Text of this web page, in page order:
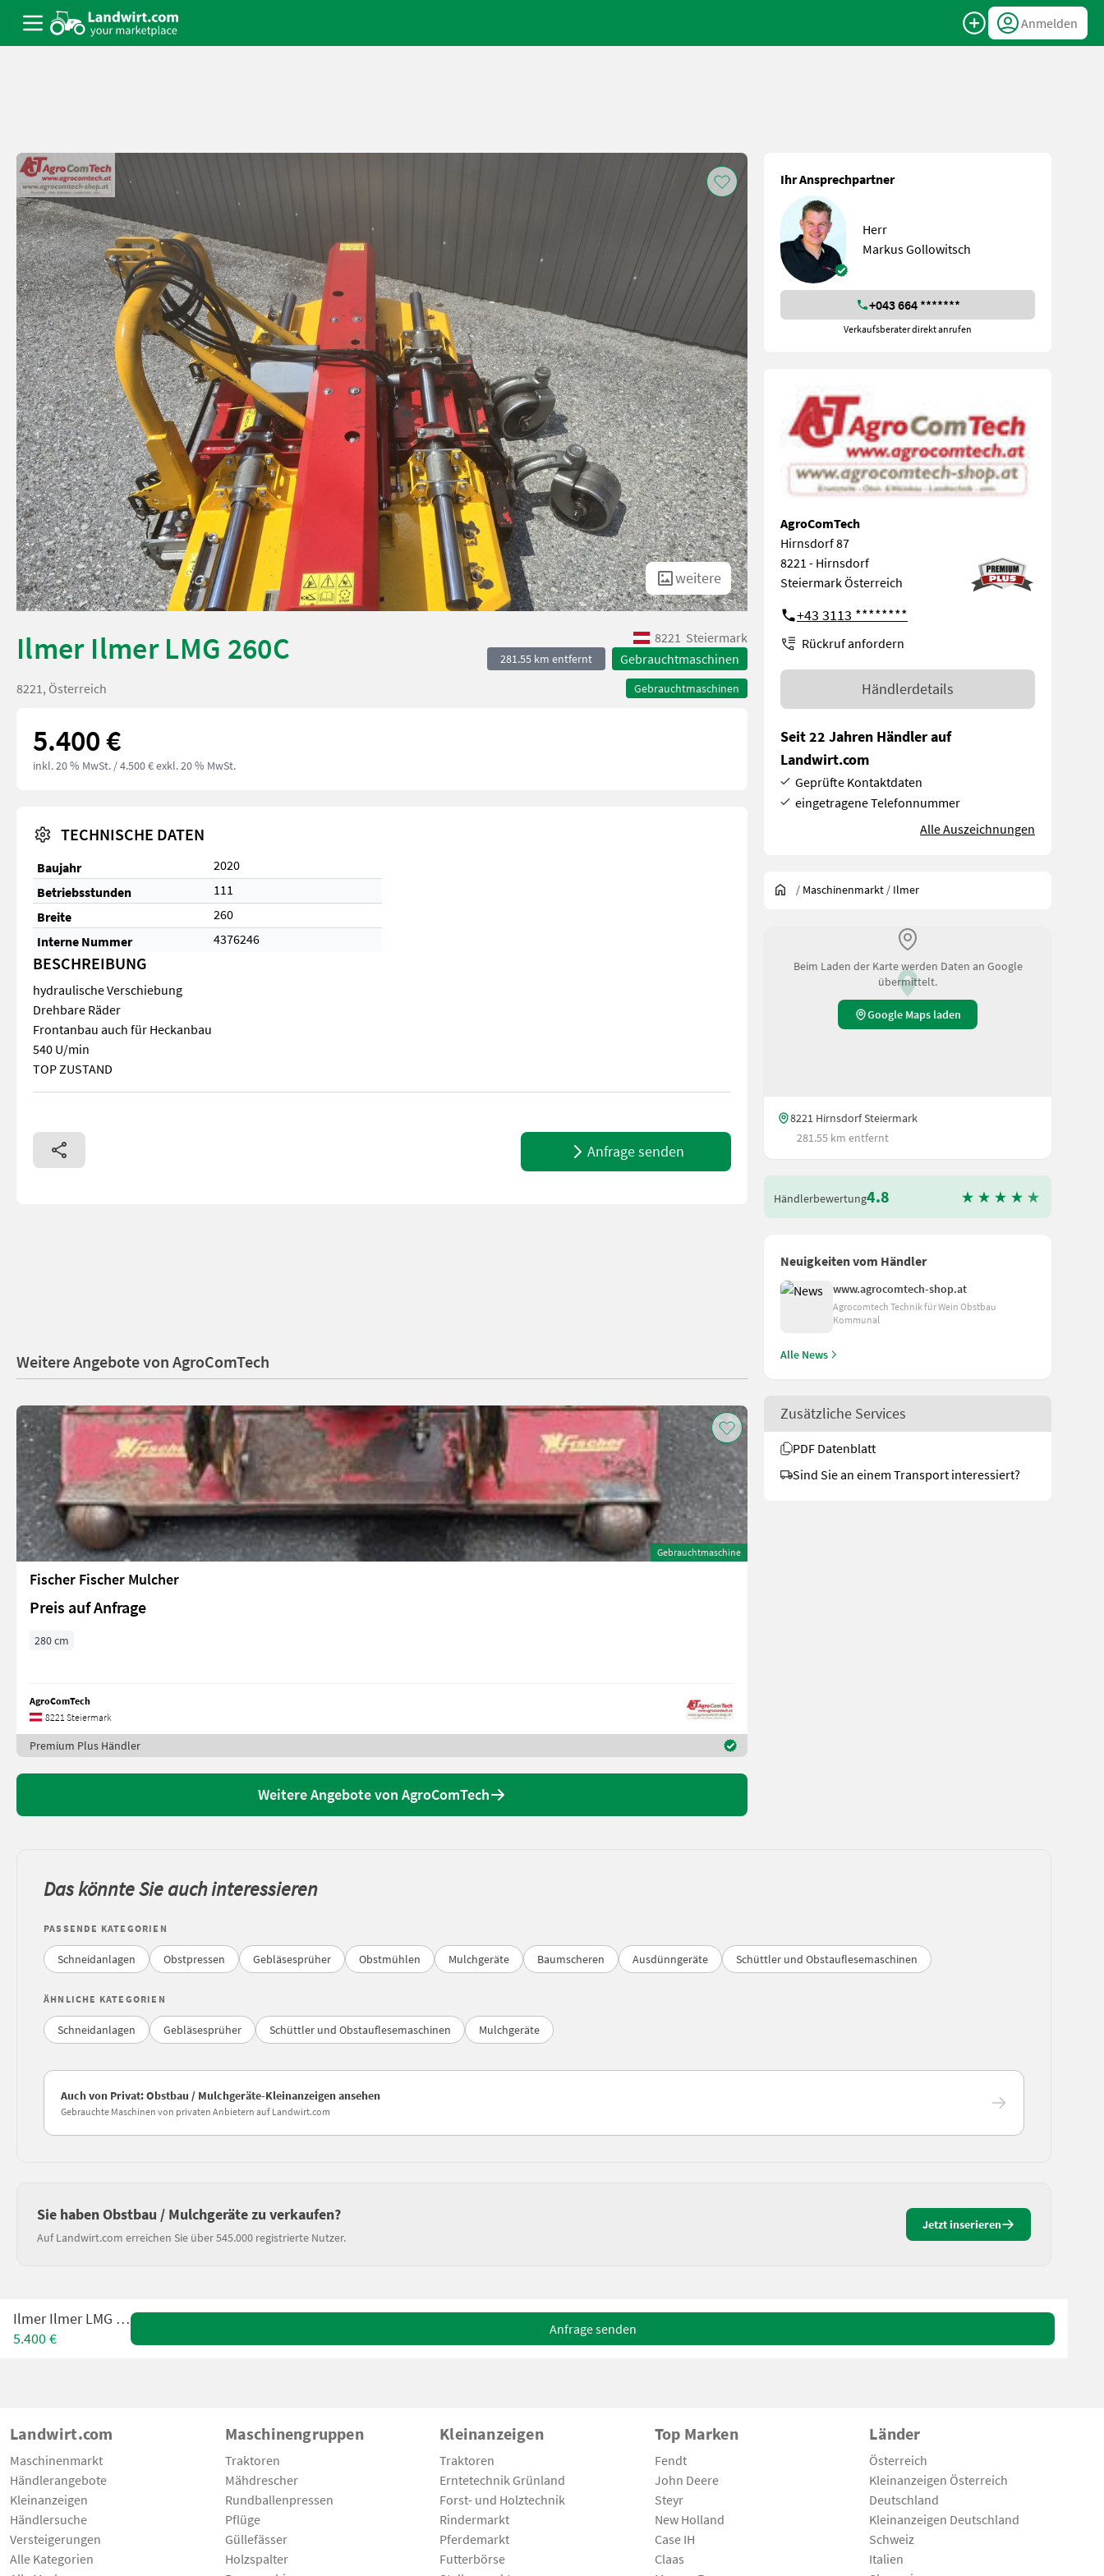
Anmelden
weitere
Ilmer Ilmer LMG 260C 8221 Steiermark
281.55 km entfernt Gebrauchtmaschinen
Gebrauchtmaschinen
8221, Österreich
5.400 €
inkl. 20 % MwSt. / 4.500 € exkl. 20 % MwSt.
TECHNISCHE DATEN
Baujahr
2020
Betriebsstunden
111
Breite
260
Interne Nummer
4376246
BESCHREIBUNG
hydraulische Verschiebung
Drehbare Räder
Frontanbau auch für Heckanbau
540 U/min
TOP ZUSTAND
hydraulische Verschiebung Drehbare Räder Frontanbau auch für Heckanbau 540 U/min TOP ZUSTAND
Anfrage senden
Ihr Ansprechpartner
Herr
Markus Gollowitsch
+043 664 *******
Verkaufsberater direkt anrufen
AgroComTech
Hirnsdorf 87
8221 - Hirnsdorf
Steiermark Österreich
+43 3113 ********
Rückruf anfordern
Händlerdetails
Seit 22 Jahren Händler auf
Landwirt.com
Geprüfte Kontaktdaten
eingetragene Telefonnummer
Alle Auszeichnungen
/ Maschinenmarkt / Ilmer
Beim Laden der Karte werden Daten an Google
übermittelt.
Google Maps laden
8221 Hirnsdorf Steiermark
281.55 km entfernt
Händlerbewertung4.8
Neuigkeiten vom Händler
www.agrocomtech-shop.at
Agrocomtech Technik für Wein Obstbau
Kommunal
Alle News
Zusätzliche Services
PDF Datenblatt
Sind Sie an einem Transport interessiert?
Weitere Angebote von AgroComTech
Gebrauchtmaschine
Fischer Fischer Mulcher
Preis auf Anfrage
280 cm
AgroComTech
8221 Steiermark
Premium Plus Händler
Weitere Angebote von AgroComTech
Das könnte Sie auch interessieren
PASSENDE KATEGORIEN
Schneidanlagen Obstpressen Gebläsesprüher Obstmühlen Mulchgeräte Baumscheren Ausdünngeräte Schüttler und Obstauflesemaschinen
ÄHNLICHE KATEGORIEN
Schneidanlagen Gebläsesprüher Schüttler und Obstauflesemaschinen Mulchgeräte
Auch von Privat: Obstbau / Mulchgeräte-Kleinanzeigen ansehen
Gebrauchte Maschinen von privaten Anbietern auf Landwirt.com
Sie haben Obstbau / Mulchgeräte zu verkaufen?
Auf Landwirt.com erreichen Sie über 545.000 registrierte Nutzer.
Jetzt inserieren
Ilmer Ilmer LMG 260C
5.400 €
Anfrage senden
Landwirt.com
Maschinenmarkt
Händlerangebote
Kleinanzeigen
Händlersuche
Versteigerungen
Alle Kategorien
Maschinengruppen
Traktoren
Mähdrescher
Rundballenpressen
Pflüge
Güllefässer
Holzspalter
Kleinanzeigen
Traktoren
Erntetechnik Grünland
Forst- und Holztechnik
Rindermarkt
Pferdemarkt
Futterbörse
Top Marken
Fendt
John Deere
Steyr
New Holland
Case IH
Claas
Länder
Österreich
Kleinanzeigen Österreich
Deutschland
Kleinanzeigen Deutschland
Schweiz
Italien